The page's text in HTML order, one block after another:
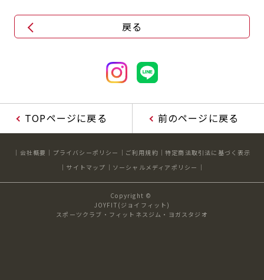
戻る
TOPページに戻る 前のページに戻る
会社概要 プライバシーポリシー ご利用規約
特定商法取引法に基づく表示
サイトマップ
ソーシャルメディアポリシー
Copyright ©
JOYFIT(ジョイフィット)
スポーツクラブ・フィットネスジム・ヨガスタジオ